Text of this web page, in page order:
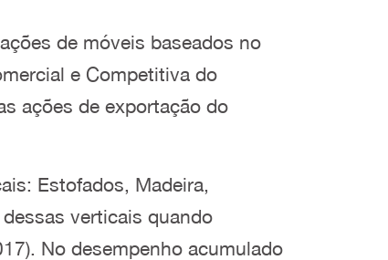
de móveis baseados no
e Competitiva do
ações de exportação do
Estofados, Madeira,
verticais quando
No desempenho acumulado